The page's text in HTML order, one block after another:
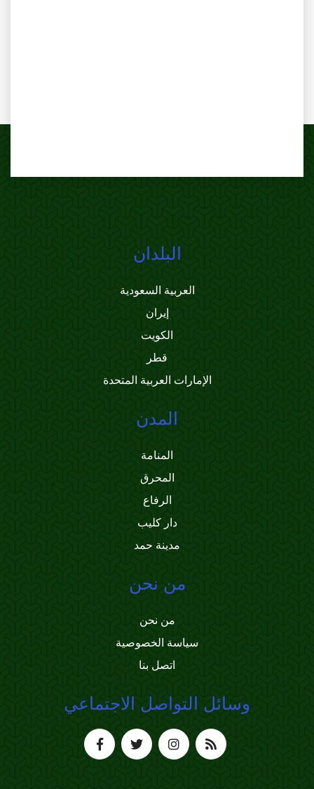
البلدان
العربية السعودية
إيران
الكويت
قطر
الإمارات العربية المتحدة
المدن
المنامة
المحرق
الرفاع
دار كليب
مدينة حمد
من نحن
من نحن
سياسة الخصوصية
اتصل بنا
وسائل التواصل الاجتماعي